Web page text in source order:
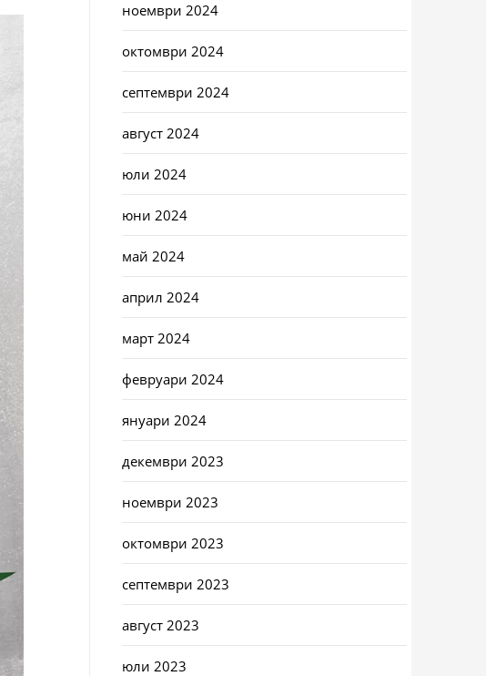
ноември 2024
октомври 2024
септември 2024
август 2024
юли 2024
юни 2024
май 2024
април 2024
март 2024
февруари 2024
януари 2024
декември 2023
ноември 2023
октомври 2023
септември 2023
август 2023
юли 2023